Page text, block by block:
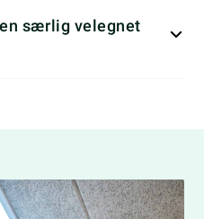
særlig velegnet